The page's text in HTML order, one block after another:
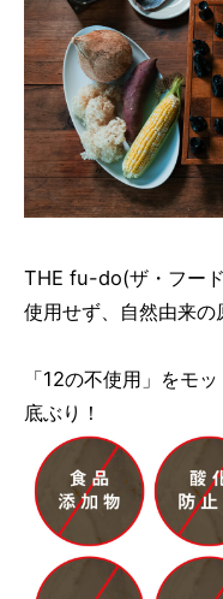
THE fu-do(ザ・フー
使用せず、自然由来の
「12の不使用」をモ
底ぶり！